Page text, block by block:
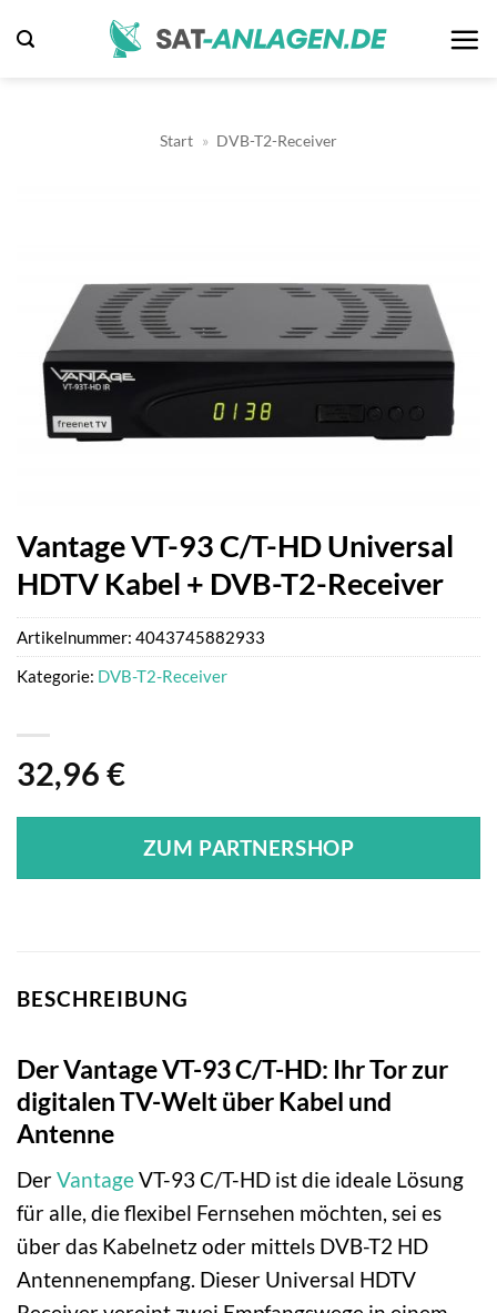
Inhalt
Start » DVB-T2-Receiver
Vantage VT-93 C/T-HD Universal
HDTV Kabel + DVB-T2-Receiver
32,96 €
ZUM PARTNERSHOP
Artikelnummer: 4043745882933
Kategorie: DVB-T2-Receiver
BESCHREIBUNG
Der Vantage VT-93 C/T-HD: Ihr Tor zur
digitalen TV-Welt über Kabel und
Antenne
DerVantageVT-93 C/T-HD ist die ideale Lösung
für alle, die flexibel Fernsehen möchten, sei es
über das Kabelnetz oder mittels DVB-T2 HD
Antennenempfang. Dieser Universal HDTV